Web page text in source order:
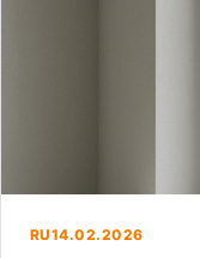
RU14.02.2026